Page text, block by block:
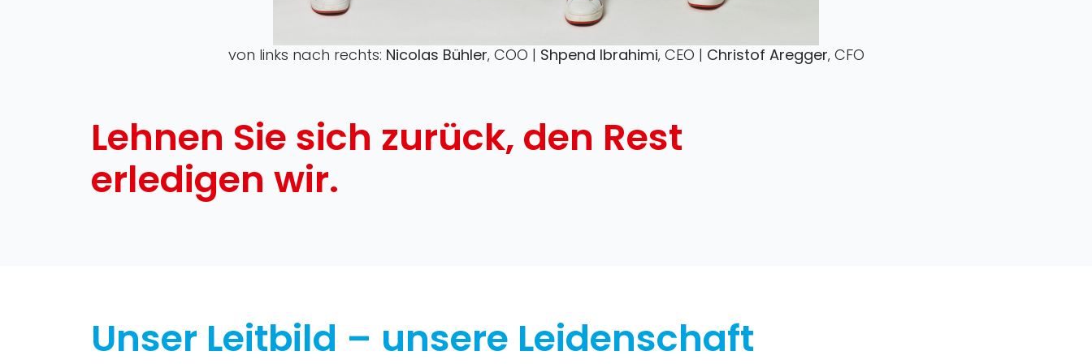
von links nach rechts: Nicolas Bühler‚ COO | Shpend Ibrahimi‚ CEO | Christof Aregger‚ CFO
Lehnen Sie sich zurück‚ den Rest
erledigen wir.
Unser Leitbild – unsere Leidenschaft